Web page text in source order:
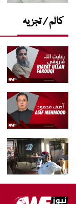
کالم / تجزیہ